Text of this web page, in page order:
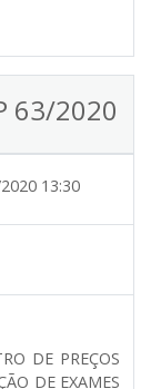
63/2020
13:30
DE PREÇOS
DE EXAMES